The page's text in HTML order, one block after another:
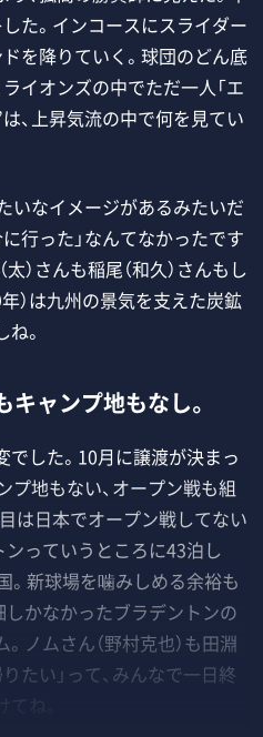
た。インコースにスライダー
を降りていく。球団のどん底
イオンズの中でただ一人「エ
、上昇気流の中で何を見てい
いなイメージがあるみたいだ
行った」なんてなかったです
）さんも稲尾（和久）さんもし
）は九州の景気を支えた炭鉱
。
キャンプ地もなし。
した。10月に譲渡が決まっ
プ地もない、オープン戦も組
は日本でオープン戦してない
っていうところに43泊し
。新球場を噛みしめる余裕も
かなかったブラデントンの
ノムさん（野村克也）も田淵
たい」って、みんなで一日終